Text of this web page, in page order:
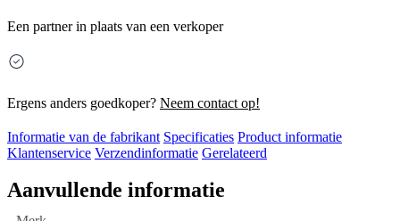
Een partner in plaats van een verkoper
Ergens anders goedkoper? Neem contact op!
Informatie van de fabrikant Specificaties Product informatie
Klantenservice Verzendinformatie Gerelateerd
Aanvullende informatie